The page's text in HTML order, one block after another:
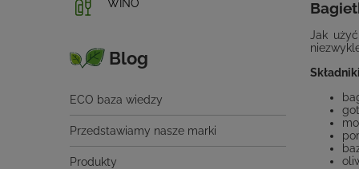
WINO
Blog
ECO baza wiedzy
Przedstawiamy nasze marki
Produkty
Jak